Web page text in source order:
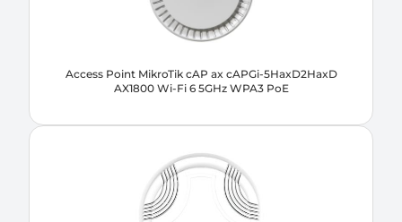
Access Point MikroTik cAP ax cAPGi-5HaxD2HaxD
AX1800 Wi-Fi 6 5GHz WPA3 PoE